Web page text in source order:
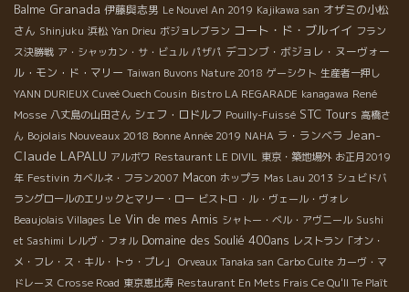
Balme Granada 伊藤與志男 Le Nouvel An 2019 Kajikawa san オザミの小松
さん Shinjuku 浜松 Yan Drieu ボジョレブラン コート・ド・ブルイイ フラン
ス決勝戦 ア・シャッカン・サ・ビュル パザパ デコンブ・ボジョレ・ヌーヴォー
ル・モン・ド・マリー Taiwan Buvons Nature 2018 ゲーシクト 生産者一押し
YANN DURIEUX Cuveé Ouech Cousin Bistro LA REGARADE kanagawa René
Mosse 八丈島の山田さん シェフ・ロドルフ Pouilly-Fuissé STC Tours 高橋さ
ん Bojolais Nouveaux 2018 Bonne Année 2019 NAHA ラ・ランベラ Jean-
Claude LAPALU アルボワ Restaurant LE DIVIL 東京・築地場外 お正月2019
年 Festivin カベルネ・フラン2007 Macon ホップラ Mas Lau 2013 シュビドバ
ラングロールのエリックとマリー・ロー ビストロ・ル・ヴェール・ヴォレ
Beaujolais Villages Le Vin de mes Amis シャトー・ベル・アヴニール Sushi
et Sashimi レルヴ・フォル Domaine des Soulié 400ans レストラン「オン・
メ・フレ・ス・キル・トゥ・プレ」
Orveaux Tanaka san Carbo Culte カーヴ・マ
ドレーヌ Crosse Road 東京恵比寿 Restaurant En Mets Frais Ce Qu'Il Te Plaît